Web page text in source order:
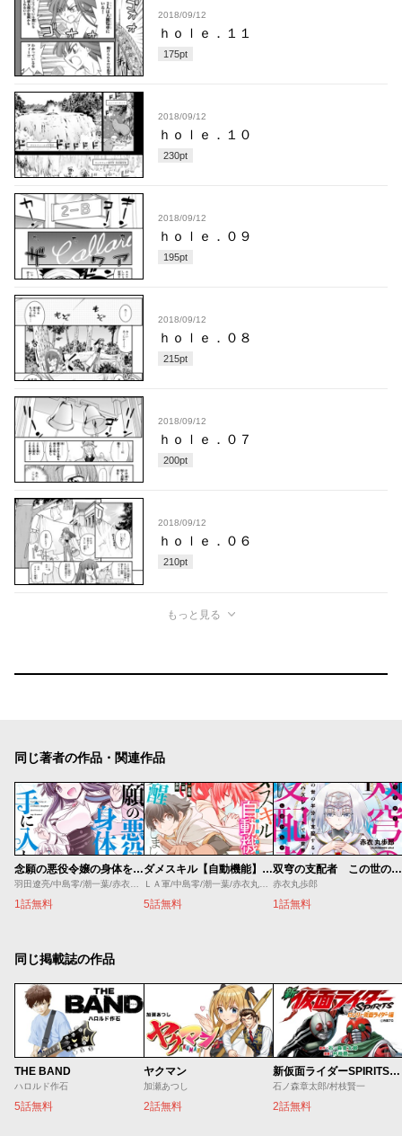
2018/09/12
ｈｏｌｅ．１１
175pt
2018/09/12
ｈｏｌｅ．１０
230pt
2018/09/12
ｈｏｌｅ．０９
195pt
2018/09/12
ｈｏｌｅ．０８
215pt
2018/09/12
ｈｏｌｅ．０７
200pt
2018/09/12
ｈｏｌｅ．０６
210pt
もっと見る
同じ著者の作品・関連作品
念願の悪役令嬢の身体を手に入れたぞ！
羽田遼亮/中島零/潮一葉/赤衣丸歩郎
1話無料
ダメスキル【自動機能】が覚醒しました
ＬＡ軍/中島零/潮一葉/赤衣丸歩郎
5話無料
双穹の支配者 この世の半分を支配する！ ハズレチートで異世界を救え！！
赤衣丸歩郎
1話無料
同じ掲載誌の作品
THE BAND
ハロルド作石
5話無料
ヤクマン
加瀬あつし
2話無料
新仮面ライダーSPIRITS ロンリー仮面ライダー編
石ノ森章太郎/村枝賢一
2話無料